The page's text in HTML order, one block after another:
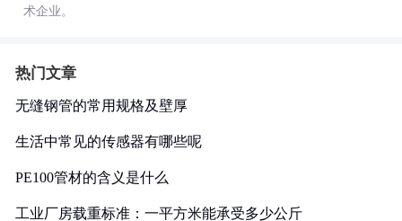
术企业。
热门文章
无缝钢管的常用规格及壁厚
生活中常见的传感器有哪些呢
PE100管材的含义是什么
工业厂房载重标准：一平方米能承受多少公斤